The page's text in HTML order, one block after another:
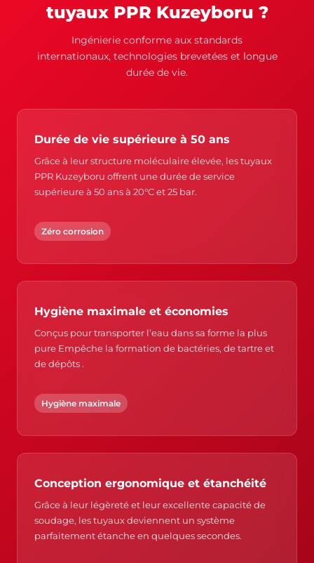
tuyaux PPR Kuzeyboru ?
Ingénierie conforme aux standards
internationaux, technologies brevetées et longue
durée de vie.
Durée de vie supérieure à 50 ans
Grâce à leur structure moléculaire élevée, les tuyaux
PPR Kuzeyboru offrent une durée de service
supérieure à 50 ans à 20°C et 25 bar.
Zéro corrosion
Hygiène maximale et économies
Conçus pour transporter l’eau dans sa forme la plus
pure Empêche la formation de bactéries, de tartre et
de dépôts .
Hygiène maximale
Conception ergonomique et étanchéité
Grâce à leur légèreté et leur excellente capacité de
soudage, les tuyaux deviennent un système
parfaitement étanche en quelques secondes.